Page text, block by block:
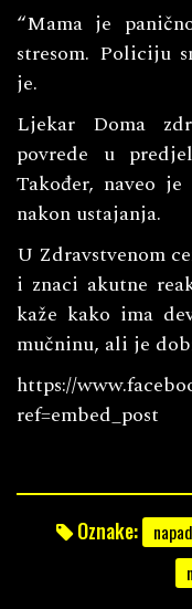
“Mama je
stresom. Policiju
je.
Ljekar Doma
povrede u
Također, naveo
nakon ustajanja.
U Zdravstvenom
i znaci akutne
kaže kako ima
mučninu, ali je
https://
ref=embed_post
Oznake: